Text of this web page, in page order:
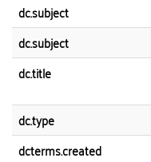
dc.subject
dc.subject
dc.title
dc.type
dcterms.created